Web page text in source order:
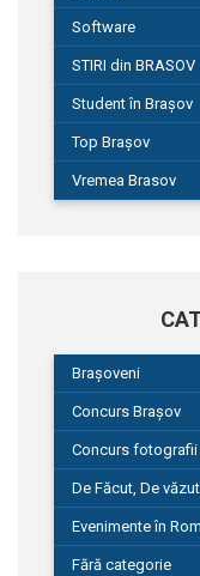
Software
STIRI din BRASOV
Student în Brașov
Top Brașov
Vremea Brasov
Brașoveni
Concurs Brașov
Concurs fotografii
De Făcut, De
Evenimente în
Fără categorie